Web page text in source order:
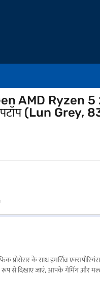
AMD Ryzen
(Lun Grey,
के साथ इमर्सिव एक्सपीरियंस
से दिखाए जाएं, आपके गेमिंग और